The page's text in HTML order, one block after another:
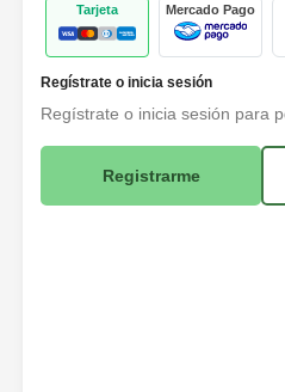
Tarjeta Mercado Pago
Regístrate o inicia sesión
Regístrate o inicia sesión para
Registrarme